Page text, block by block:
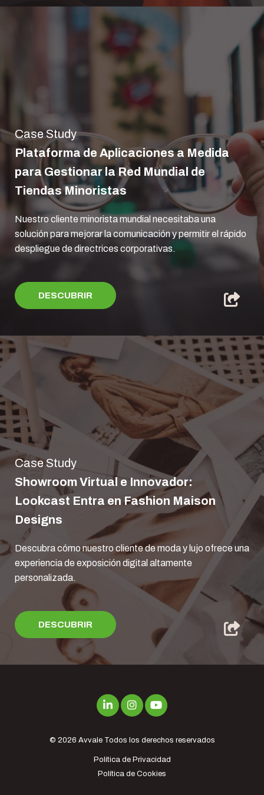
Case Study
Plataforma de Aplicaciones a Medida
para Gestionar la Red Mundial de
Tiendas Minoristas
Nuestro cliente minorista mundial necesitaba una
solución para mejorar la comunicación y permitir el rápido
despliegue de directrices corporativas.
DESCUBRIR
Case Study
Showroom Virtual e Innovador:
Lookcast Entra en Fashion Maison
Designs
Descubra cómo nuestro cliente de moda y lujo ofrece una
experiencia de exposición digital altamente
personalizada.
DESCUBRIR
© 2026 AvvaleTodos los derechos reservados
Política de Privacidad
Política de Cookies